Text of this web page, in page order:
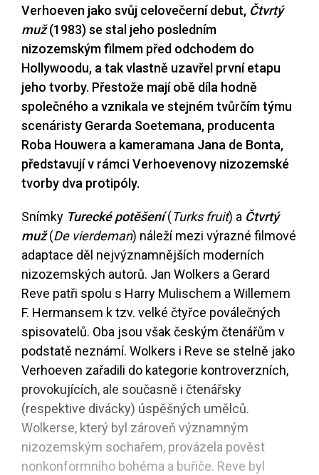
Verhoeven jako svůj celovečerní debut, Čtvrtý
muž(1983) se stal jeho posledním
nizozemským filmem před odchodem do
Hollywoodu, a tak vlastně uzavřel první etapu
jeho tvorby. Přestože mají obě díla hodně
společného a vznikala ve stejném tvůrčím týmu
scenáristy Gerarda Soetemana, producenta
Roba Houwera a kameramana Jana de Bonta,
představují v rámci Verhoevenovy nizozemské
tvorby dva protipóly.
Snímky Turecké potěšení (Turks fruit) a Čtvrtý
muž(De vierdeman) náleží mezi výrazné filmové
adaptace děl nejvýznamnějších moderních
nizozemských autorů. Jan Wolkers a Gerard
Reve patři spolu s Harry Mulischem a Willemem
F. Hermansem k tzv. velké čtyřce poválečných
spisovatelů. Oba jsou však českým čtenářům v
podstatě neznámí. Wolkers i Reve se stelně jako
Verhoeven zařadili do kategorie kontroverzních,
provokujících, ale současně i čtenářsky
(respektive divácky) úspěšných umělců.
Wolkerse, který byl zároveň významným
nizozemským sochařem, provázela pověst
nonkonformního bohéma a buřiče. Reve byl